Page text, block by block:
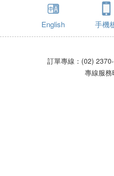
English 手機
訂單專線：(02)
專線服